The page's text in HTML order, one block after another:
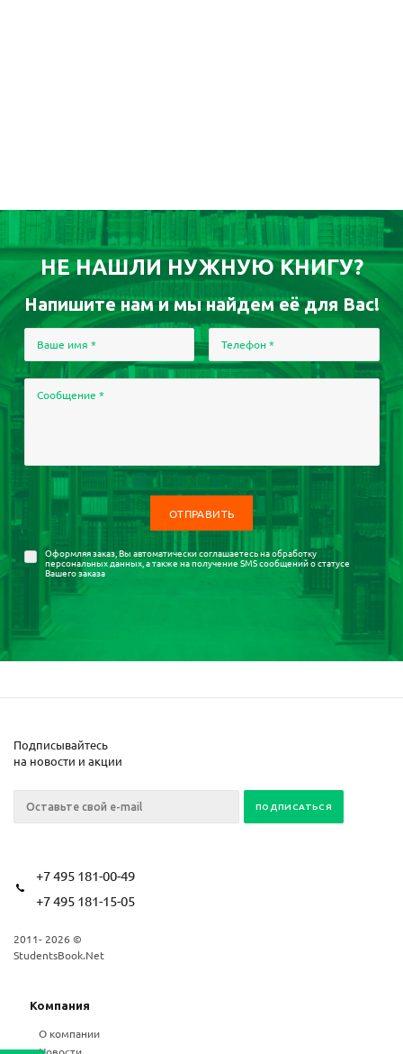
НЕ НАШЛИ НУЖНУЮ КНИГУ?
Напишите нам и мы найдем её для Вас!
Ваше имя * Телефон *
Сообщение *
Оформляя заказ, Вы автоматически соглашаетесь наобработку
персональных данных, а также на получение SMS сообщений о статусе
Вашего заказа
Подписывайтесь
на новости и акции
+7 495 181-00-49
+7 495 181-15-05
2011- 2026 ©
StudentsBook.Net
Компания
О компании